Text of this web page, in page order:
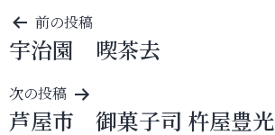
投
稿
ナ
ビ
前の投稿
宇治園 喫茶去
次の投稿
芦屋市 御菓子司 杵屋豊光